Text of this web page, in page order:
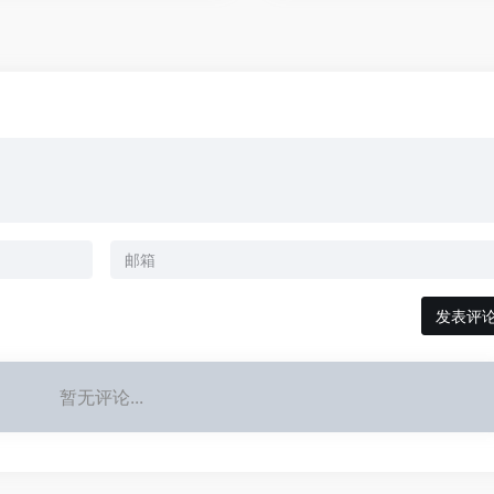
发表评
暂无评论...